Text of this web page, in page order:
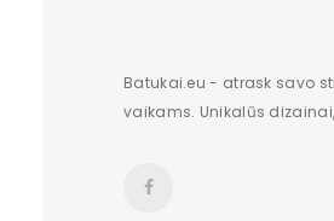
Batukai.eu - atrask savo
vaikams. Unikalūs